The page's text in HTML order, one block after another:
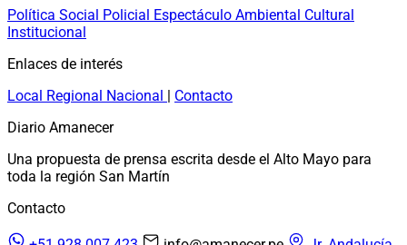
Política Social Policial Espectáculo Ambiental Cultural
Institucional
Enlaces de interés
Local Regional Nacional | Contacto
Diario Amanecer
Una propuesta de prensa escrita desde el Alto Mayo para
toda la región San Martín
Contacto